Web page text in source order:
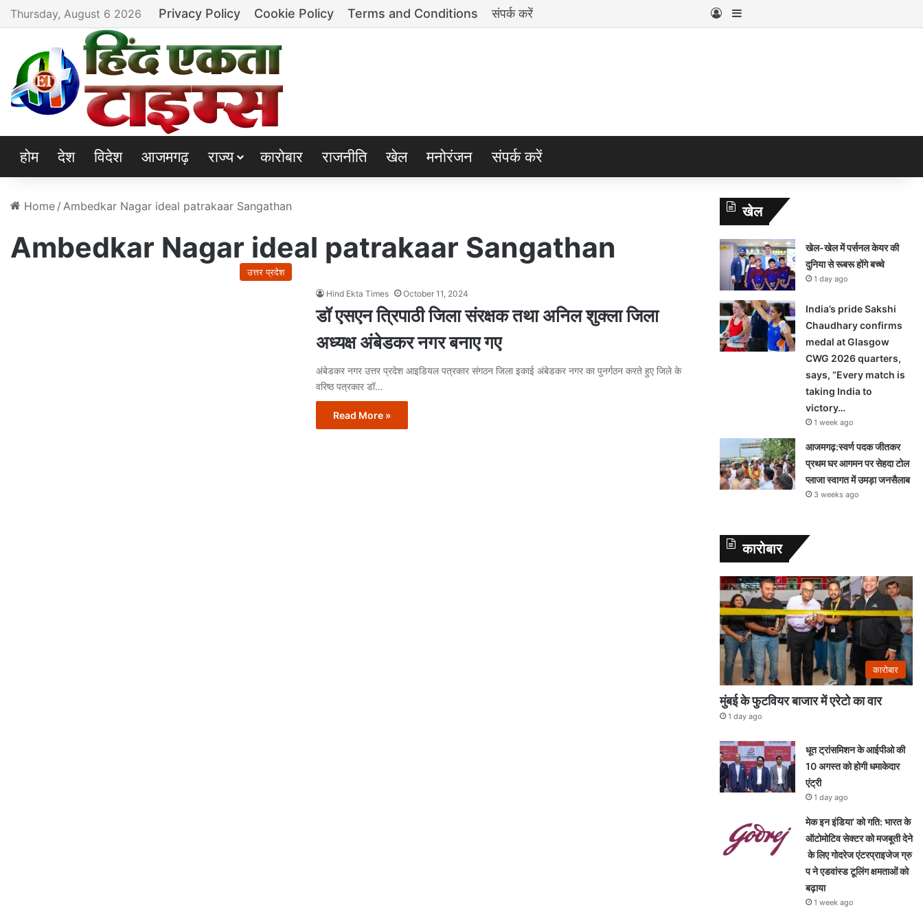
Thursday, August 6 2026 Privacy Policy Cookie Policy Terms and Conditions संपर्क करें Log InSidebar
होम देश विदेश आजमगढ़ राज्य कारोबार राजनीति खेल मनोरंजन संपर्क करें
Home / Ambedkar Nagar ideal patrakaar Sangathan
Ambedkar Nagar ideal patrakaar Sangathan
उत्तर प्रदेश
Hind Ekta Times October 11, 2024
डॉ एसएन त्रिपाठी जिला संरक्षक तथा अनिल शुक्ला जिला
अध्यक्ष अंबेडकर नगर बनाए गए
अंबेडकर नगर उत्तर प्रदेश आइडियल पत्रकार संगठन जिला इकाई अंबेडकर नगर का पुनर्गठन करते हुए जिले के
वरिष्ठ पत्रकार डॉ…
Read More »
खेल
खेल-खेल में पर्सनल केयर की
दुनिया से रूबरू होंगे बच्चे
1 day ago
India’s pride Sakshi
Chaudhary confirms
medal at Glasgow
CWG 2026 quarters,
says, “Every match is
taking India to
victory…
1 week ago
आजमगढ़:स्वर्ण पदक जीतकर
प्रथम घर आगमन पर सेहदा टोल
प्लाजा स्वागत में उमड़ा जनसैलाब
3 weeks ago
कारोबार
कारोबार
मुंबई के फुटवियर बाजार में एरेटो का वार
1 day ago
धूत ट्रांसमिशन के आईपीओ की
10 अगस्त को होगी धमाकेदार
एंट्री
1 day ago
मेक इन इंडिया’ को गति: भारत के
ऑटोमोटिव सेक्टर को मजबूती देने
के लिए गोदरेज एंटरप्राइजेज ग्रु
प ने एडवांस्ड टूलिंग क्षमताओं को
बढ़ाया
1 week ago